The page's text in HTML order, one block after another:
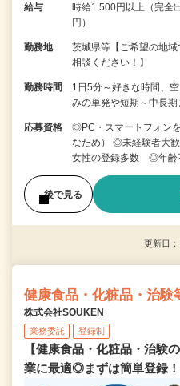
給与
時給1,500円以上（完全
円）
勤務地
茨城県等【ご希望の地
相談ください！】
勤務時間
1日5分～好きな時間、
みの単発や短期～中長
応募資格
◎PC・スマートフォン
なため） ◎未経験者大
女性の登録多数 ◎年齢
後で見る
更新日
健康食品・化粧品・治験
株式会社SOUKEN
業務委託 登録制
【健康食品・化粧品・治験
業に最適◎まずは簡単登録